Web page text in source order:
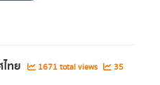
ทย 1671 total views
35